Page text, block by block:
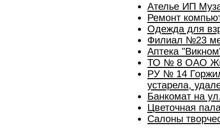
Ателье ИП
Ремонт
Одежда для
Филиал №23
Аптека
ТО № 8 ОАО
РУ № 14
устарела,
Банкомат на
Цветочная
Салоны